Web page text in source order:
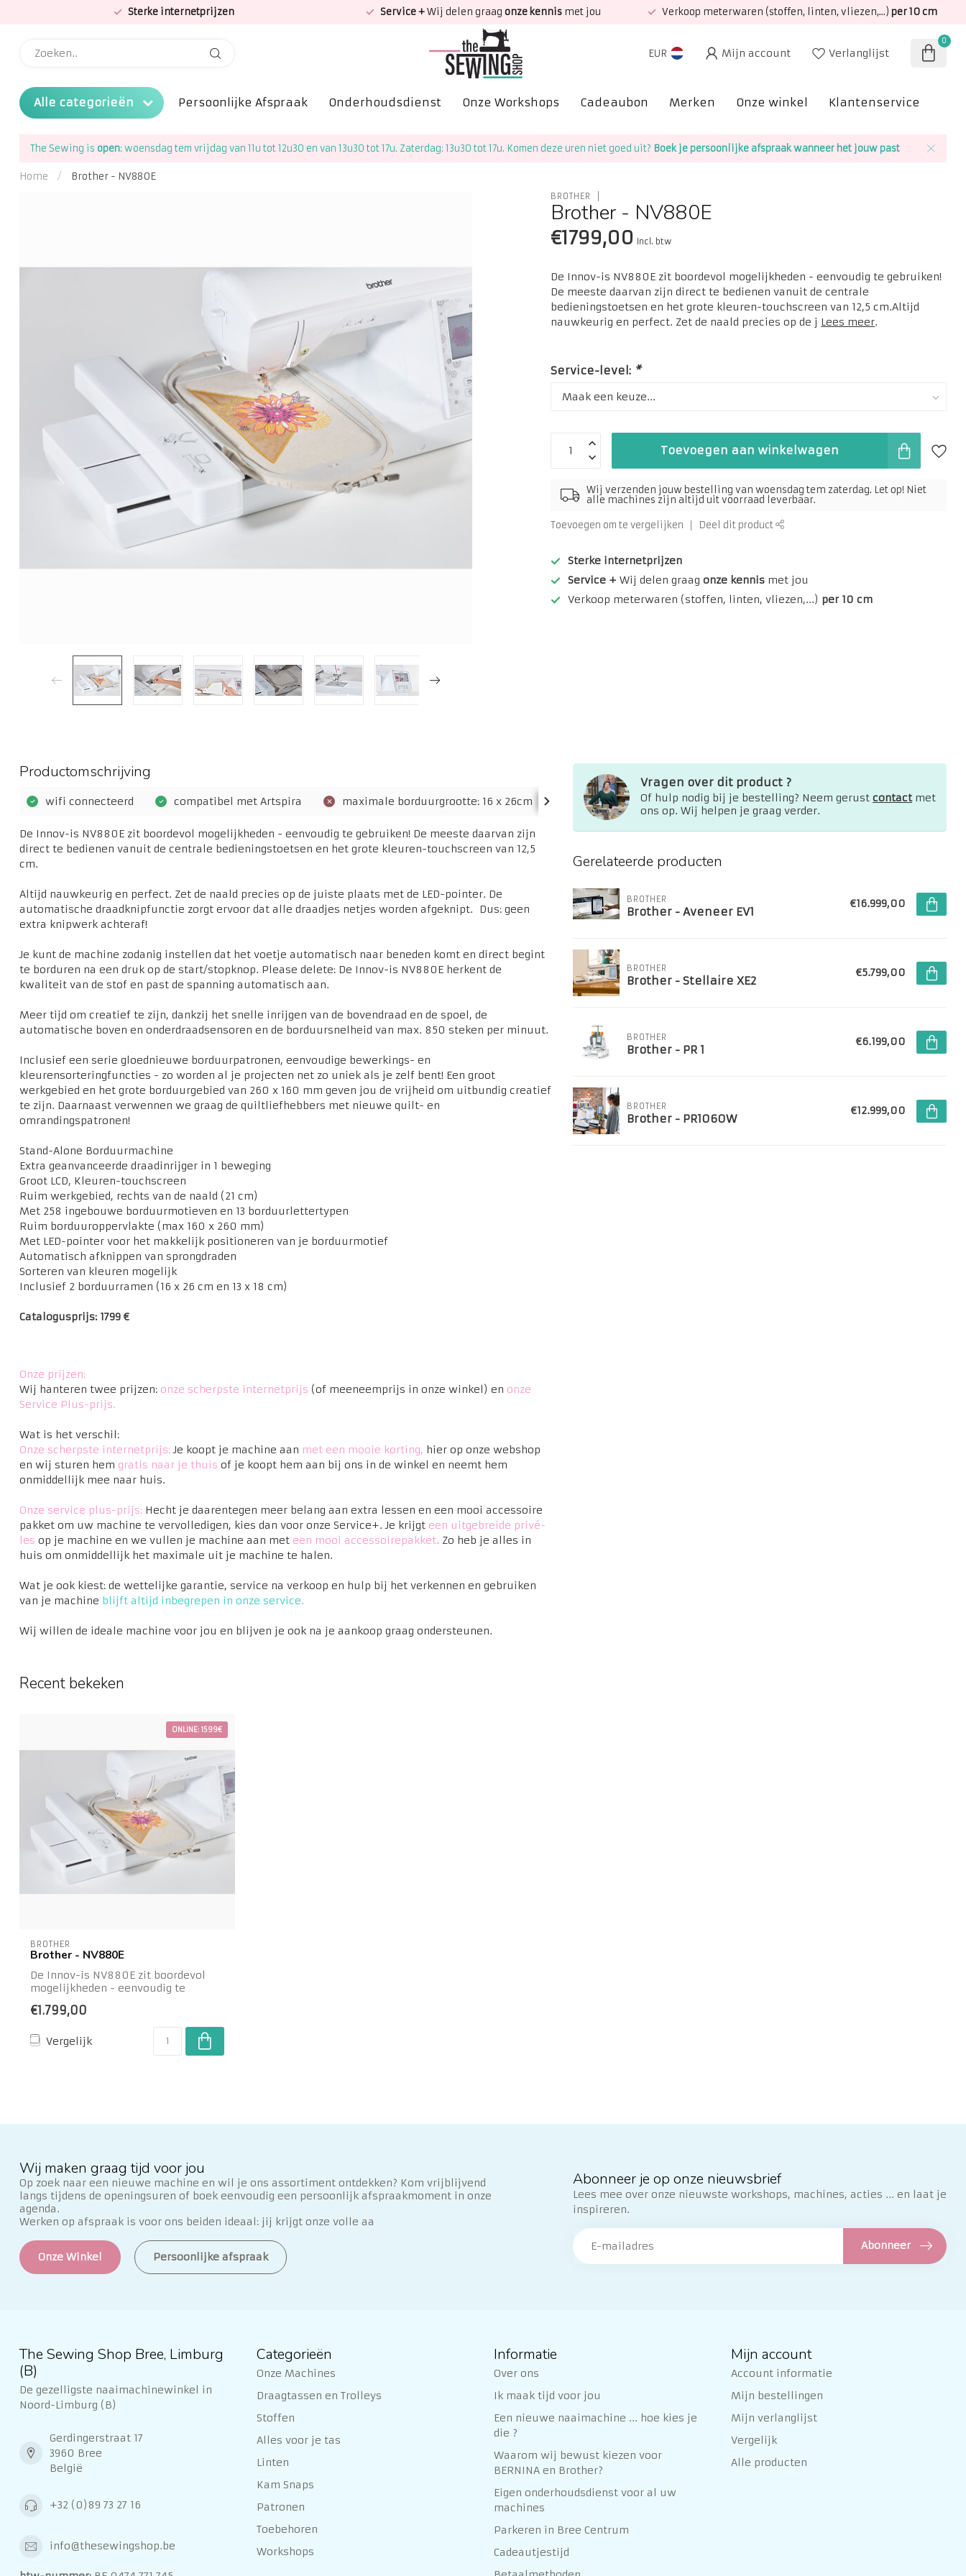
Sterke internetprijzen Service +Wij delen graag onze kennis met jou Verkoop meterwaren (stoffen, linten, vliezen,...) per 10 cm
EUR Mijn account Verlanglijst
0
Alle categorieën Persoonlijke Afspraak Onderhoudsdienst Onze Workshops Cadeaubon Merken Onze winkel Klantenservice
The Sewing is open: woensdag tem vrijdag van 11u tot 12u30 en van 13u30 tot 17u. Zaterdag: 13u30 tot 17u. Komen deze uren niet goed uit? Boek je persoonlijke afspraak wanneer het jouw past
Home / Brother - NV880E
BROTHER
Brother - NV880E
€1799,00 Incl. btw
De Innov-is NV880E zit boordevol mogelijkheden - eenvoudig te gebruiken!
De meeste daarvan zijn direct te bedienen vanuit de centrale
bedieningstoetsen en het grote kleuren-touchscreen van 12,5 cm.Altijd
nauwkeurig en perfect. Zet de naald precies op de j Lees meer.
Service-level: *
Toevoegen aan winkelwagen
Wij verzenden jouw bestelling van woensdag tem zaterdag. Let op! Niet
alle machines zijn altijd uit voorraad leverbaar.
Toevoegen om te vergelijken Deel dit product
Sterke internetprijzen
Service + Wij delen graagonze kennis met jou
Verkoop meterwaren (stoffen, linten, vliezen,...) per 10 cm
Productomschrijving
wifi connecteerd compatibel met Artspira maximale borduurgrootte: 16 x 26cm geen ingebouwde 'basting'-steek/kader
De Innov-is NV880E zit boordevol mogelijkheden - eenvoudig te gebruiken! De meeste daarvan zijn
direct te bedienen vanuit de centrale bedieningstoetsen en het grote kleuren-touchscreen van 12,5
cm.
Altijd nauwkeurig en perfect. Zet de naald precies op de juiste plaats met de LED-pointer. De
automatische draadknipfunctie zorgt ervoor dat alle draadjes netjes worden afgeknipt. Dus: geen
extra knipwerk achteraf!
Je kunt de machine zodanig instellen dat het voetje automatisch naar beneden komt en direct begint
te borduren na een druk op de start/stopknop. Please delete: De Innov-is NV880E herkent de
kwaliteit van de stof en past de spanning automatisch aan.
Meer tijd om creatief te zijn, dankzij het snelle inrijgen van de bovendraad en de spoel, de
automatische boven en onderdraadsensoren en de borduursnelheid van max. 850 steken per minuut.
Inclusief een serie gloednieuwe borduurpatronen, eenvoudige bewerkings- en
kleurensorteringfuncties - zo worden al je projecten net zo uniek als je zelf bent! Een groot
werkgebied en het grote borduurgebied van 260 x 160 mm geven jou de vrijheid om uitbundig creatief
te zijn. Daarnaast verwennen we graag de quiltliefhebbers met nieuwe quilt- en
omrandingspatronen!
Stand-Alone Borduurmachine
Extra geanvanceerde draadinrijger in 1 beweging
Groot LCD, Kleuren-touchscreen
Ruim werkgebied, rechts van de naald (21 cm)
Met 258 ingebouwe borduurmotieven en 13 borduurlettertypen
Ruim borduuroppervlakte (max 160 x 260 mm)
Met LED-pointer voor het makkelijk positioneren van je borduurmotief
Automatisch afknippen van sprongdraden
Sorteren van kleuren mogelijk
Inclusief 2 borduurramen (16 x 26 cm en 13 x 18 cm)
Catalogusprijs: 1799 €
Onze prijzen:
Wij hanteren twee prijzen: onze scherpste internetprijs (of meeneemprijs in onze winkel) en onze
Service Plus-prijs.
Wat is het verschil:
Onze scherpste internetprijs:Je koopt je machine aan met een mooie korting, hier op onze webshop
en wij sturen hem gratis naar je thuis of je koopt hem aan bij ons in de winkel en neemt hem
onmiddellijk mee naar huis.
Onze service plus-prijs: Hecht je daarentegen meer belang aan extra lessen en een mooi accessoire
pakket om uw machine te vervolledigen, kies dan voor onze Service+. Je krijgt een uitgebreide privé-
les op je machine en we vullen je machine aan met een mooi accessoirepakket. Zo heb je alles in
huis om onmiddellijk het maximale uit je machine te halen.
Wat je ook kiest: de wettelijke garantie, service na verkoop en hulp bij het verkennen en gebruiken
van je machine blijft altijd inbegrepen in onze service.
Wij willen de ideale machine voor jou en blijven je ook na je aankoop graag ondersteunen.
Vragen over dit product ?
Of hulp nodig bij je bestelling? Neem gerust contactmet
ons op. Wij helpen je graag verder.
Gerelateerde producten
BROTHER
Brother - Aveneer EV1
€16.999,00
BROTHER
Brother - Stellaire XE2
€5.799,00
BROTHER
Brother - PR 1
€6.199,00
BROTHER
Brother - PR1060W
€12.999,00
Recent bekeken
ONLINE: 1599€
BROTHER
Brother - NV880E
De Innov-is NV880E zit boordevol
mogelijkheden - eenvoudig te
€1.799,00
Vergelijk
Wij maken graag tijd voor jou
Op zoek naar een nieuwe machine en wil je ons assortiment ontdekken? Kom vrijblijvend
langs tijdens de openingsuren of boek eenvoudig een persoonlijk afspraakmoment in onze
agenda.
Werken op afspraak is voor ons beiden ideaal: jij krijgt onze volle aa
Onze Winkel Persoonlijke afspraak
Abonneer je op onze nieuwsbrief
Lees mee over onze nieuwste workshops, machines, acties ... en laat je
inspireren.
Abonneer
The Sewing Shop Bree, Limburg
(B)
De gezelligste naaimachinewinkel in
Noord-Limburg (B)
Gerdingerstraat 17
3960 Bree
België
+32 (0)89 73 27 16
info@thesewingshop.be
Categorieën
Onze Machines
Draagtassen en Trolleys
Stoffen
Alles voor je tas
Linten
Kam Snaps
Patronen
Toebehoren
Workshops
Informatie
Over ons
Ik maak tijd voor jou
Een nieuwe naaimachine ... hoe kies je
die ?
Waarom wij bewust kiezen voor
BERNINA en Brother?
Eigen onderhoudsdienst voor al uw
machines
Parkeren in Bree Centrum
Cadeautjestijd
Mijn account
Account informatie
Mijn bestellingen
Mijn verlanglijst
Vergelijk
Alle producten